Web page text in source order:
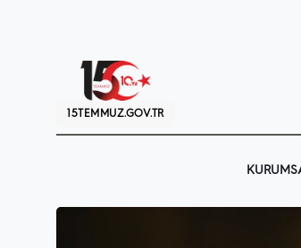
15TEMMUZ.GOV.TR